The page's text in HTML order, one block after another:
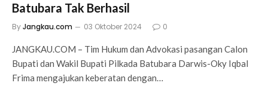
Batubara Tak Berhasil
ByJangkau.com 03 Oktober 2024 0
JANGKAU.COM – Tim Hukum dan Advokasi pasangan Calon
Bupati dan Wakil Bupati Pilkada Batubara Darwis-Oky Iqbal
Frima mengajukan keberatan dengan…